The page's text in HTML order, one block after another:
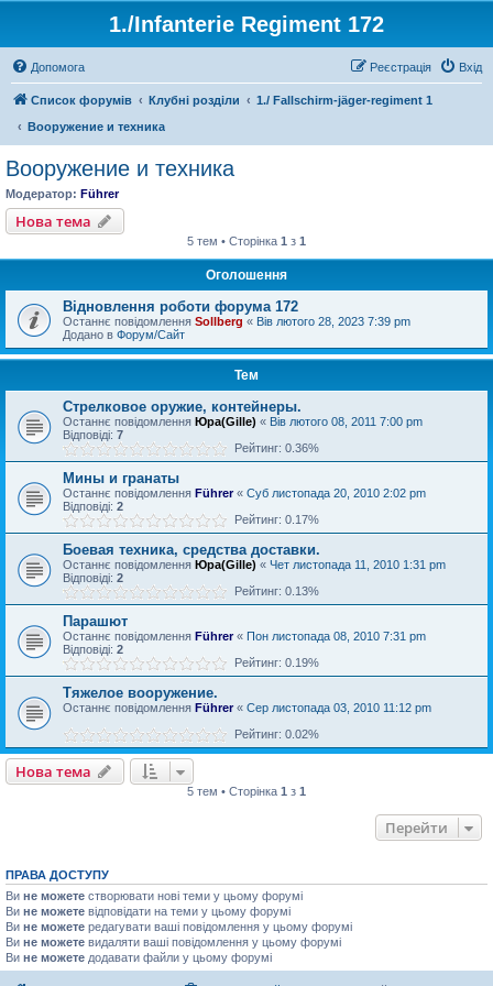
1./Infanterie Regiment 172
Допомога Вхід
Реєстрація
Список форумів Клубні розділи
1./ Fallschirm-jäger-regiment 1
Вооружение и техника
Вооружение и техника
Модератор: Führer
Нова тема
5 тем • Сторінка 1 з 1
Оголошення
Відновлення роботи форума 172
Останнє повідомлення Sollberg « Вів лютого 28, 2023 7:39 pm
Додано в Форум/Сайт
Тем
Стрелковое оружие, контейнеры.
Останнє повідомлення Юра(Gille) « Вів лютого 08, 2011 7:00 pm
Відповіді: 7
Рейтинг: 0.36%
Мины и гранаты
Останнє повідомлення Führer« Суб листопада 20, 2010 2:02 pm
Відповіді: 2
Рейтинг: 0.17%
Боевая техника, средства доставки.
Останнє повідомлення Юра(Gille) « Чет листопада 11, 2010 1:31 pm
Відповіді: 2
Рейтинг: 0.13%
Парашют
Останнє повідомлення Führer« Пон листопада 08, 2010 7:31 pm
Відповіді: 2
Рейтинг: 0.19%
Тяжелое вооружение.
Останнє повідомлення Führer« Сер листопада 03, 2010 11:12 pm
Рейтинг: 0.02%
Нова тема
5 тем • Сторінка 1 з 1
Перейти
ПРАВА ДОСТУПУ
Ви не можете створювати нові теми у цьому форумі
Ви не можете відповідати на теми у цьому форумі
Ви не можете редагувати ваші повідомлення у цьому форумі
Ви не можете видаляти ваші повідомлення у цьому форумі
Ви не можете додавати файли у цьому форумі